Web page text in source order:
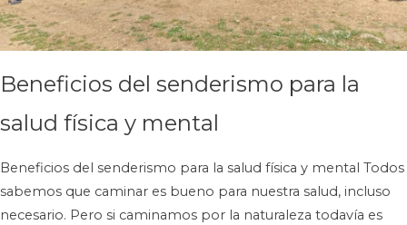
Beneficios del senderismo para la
salud física y mental
Beneficios del senderismo para la salud física y mental Todos
sabemos que caminar es bueno para nuestra salud, incluso
necesario. Pero si caminamos por la naturaleza todavía es